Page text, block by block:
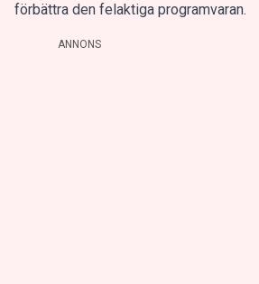
förbättra den felaktiga programvaran.
ANNONS